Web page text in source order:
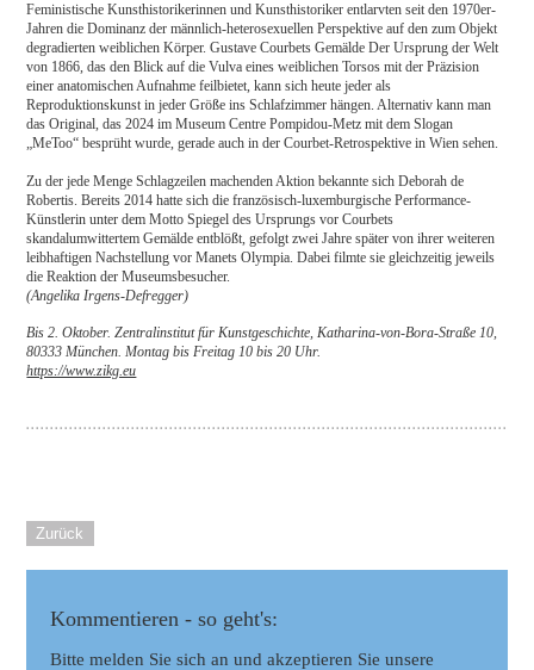
Feministische Kunsthistorikerinnen und Kunsthistoriker entlarvten seit den 1970er-
Jahren die Dominanz der männlich-heterosexuellen Perspektive auf den zum Objekt
degradierten weiblichen Körper. Gustave Courbets Gemälde Der Ursprung der Welt
von 1866, das den Blick auf die Vulva eines weiblichen Torsos mit der Präzision
einer anatomischen Aufnahme feilbietet, kann sich heute jeder als
Reproduktionskunst in jeder Größe ins Schlafzimmer hängen. Alternativ kann man
das Original, das 2024 im Museum Centre Pompidou-Metz mit dem Slogan
„MeToo“ besprüht wurde, gerade auch in der Courbet-Retrospektive in Wien sehen.
Zu der jede Menge Schlagzeilen machenden Aktion bekannte sich Deborah de
Robertis. Bereits 2014 hatte sich die französisch-luxemburgische Performance-
Künstlerin unter dem Motto Spiegel des Ursprungs vor Courbets
skandalumwittertem Gemälde entblößt, gefolgt zwei Jahre später von ihrer weiteren
leibhaftigen Nachstellung vor Manets Olympia. Dabei filmte sie gleichzeitig jeweils
die Reaktion der Museumsbesucher.
(Angelika Irgens-Defregger)
Bis 2. Oktober. Zentralinstitut für Kunstgeschichte, Katharina-von-Bora-Straße 10,
80333 München. Montag bis Freitag 10 bis 20 Uhr.
https://www.zikg.eu
Zurück
Kommentieren - so geht's:
Bitte melden Sie sich an und akzeptieren Sie unsere